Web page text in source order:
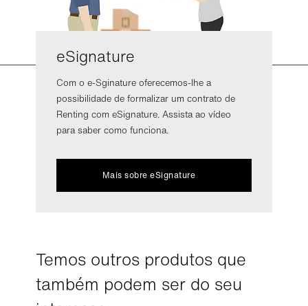
eSignature
Com o e-Sginature oferecemos-lhe a
possibilidade de formalizar um contrato de
Renting com eSignature. Assista ao vídeo
para saber como funciona.
Mais sobreeSignature
Temos outros produtos que
também podem ser do seu